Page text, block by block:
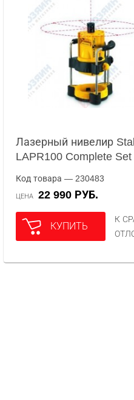
Лазерный нивелир
LAPR100 Complete
Код товара — 230483
ЦЕНА 22 990 РУБ.
КУПИТЬ
К